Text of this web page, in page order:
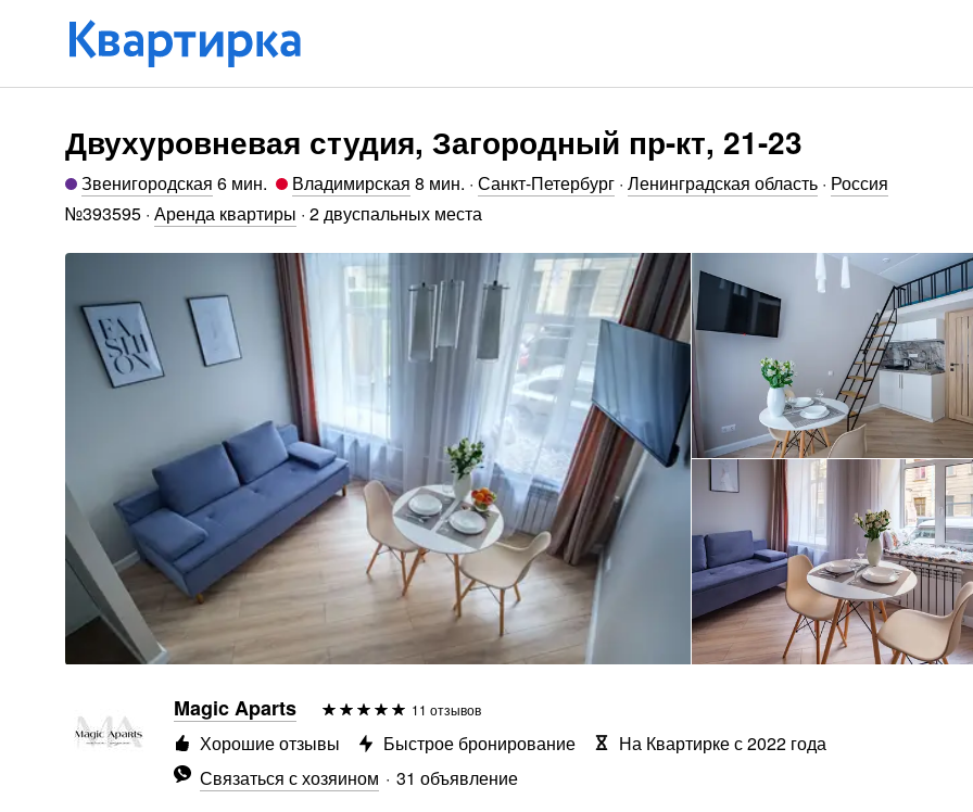
Двухуровневая студия, Загородный пр-кт, 21-23
Звенигородская 6 мин. Владимирская 8 мин. · Санкт-Петербург · Ленинградская область · Россия
№393595 · Аренда квартиры · 2 двуспальных места
Magic Aparts 11 отзывов
Связаться с хозяином 31 объявление
Хорошие отзывы Быстрое бронирование На Квартирке с 2022 года